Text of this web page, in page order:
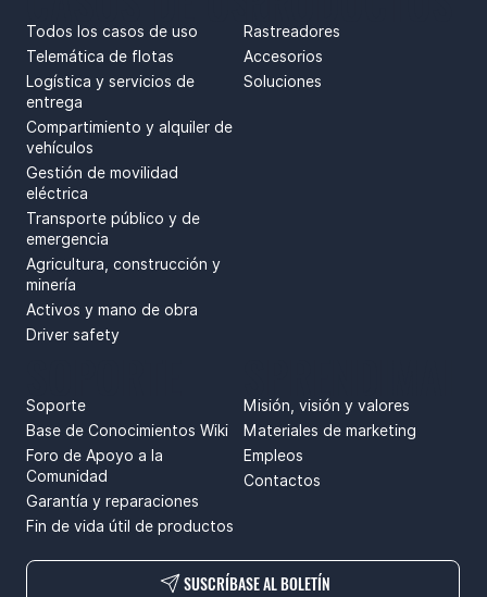
Todos los casos de uso
Telemática de flotas
Logística y servicios de
entrega
Compartimiento y alquiler de
vehículos
Gestión de movilidad
eléctrica
Transporte público y de
emergencia
Agricultura, construcción y
minería
Activos y mano de obra
Driver safety
Rastreadores
Accesorios
Soluciones
Misión, visión y valores
Materiales de marketing
Empleos
Contactos
Soporte
Base de Conocimientos Wiki
Foro de Apoyo a la
Comunidad
Garantía y reparaciones
Fin de vida útil de productos
SUSCRÍBASE AL BOLETÍN